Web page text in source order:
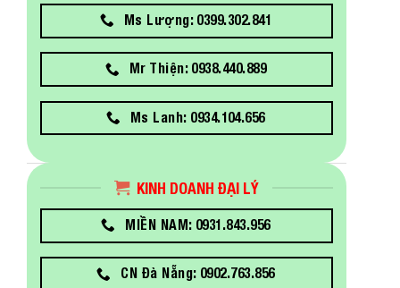
Ms Lượng: 0399.302.841
Mr Thiện: 0938.440.889
Ms Lanh: 0934.104.656
KINH DOANH ĐẠI LÝ
MIỀN NAM: 0931.843.956
CN Đà Nẵng: 0902.763.856